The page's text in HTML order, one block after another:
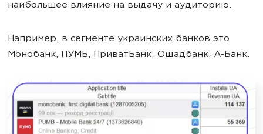
наибольшее влияние на выдачу и аудиторию.
Например, в сегменте украинских банков это
Монобанк, ПУМБ, ПриватБанк, Ощадбанк, А-Банк.